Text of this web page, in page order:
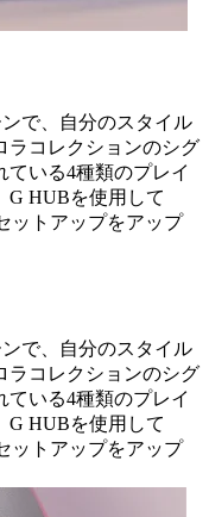
で、自分のスタイル
ラコレクションのシグ
いる4種類のプレイ
G HUBを使用して
ットアップをアップ
で、自分のスタイル
ラコレクションのシグ
いる4種類のプレイ
G HUBを使用して
ットアップをアップ